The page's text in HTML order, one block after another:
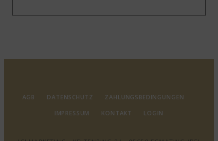
AGB DATENSCHUTZ
ZAHLUNGSBEDINGUNGEN
IMPRESSUM
KONTAKT LOGIN